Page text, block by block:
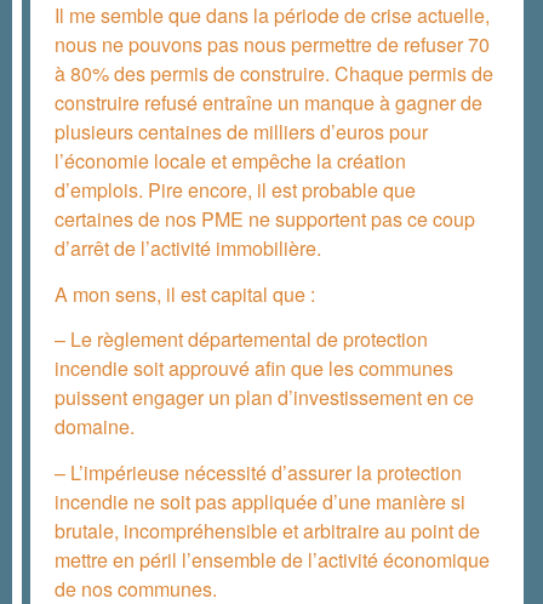
Il me semble que dans la période de crise actuelle,
nous ne pouvons pas nous permettre de refuser 70
à 80% des permis de construire. Chaque permis de
construire refusé entraîne un manque à gagner de
plusieurs centaines de milliers d’euros pour
l’économie locale et empêche la création
d’emplois. Pire encore, il est probable que
certaines de nos PME ne supportent pas ce coup
d’arrêt de l’activité immobilière.
A mon sens, il est capital que :
– Le règlement départemental de protection
incendie soit approuvé afin que les communes
puissent engager un plan d’investissement en ce
domaine.
– L’impérieuse nécessité d’assurer la protection
incendie ne soit pas appliquée d’une manière si
brutale, incompréhensible et arbitraire au point de
mettre en péril l’ensemble de l’activité économique
de nos communes.